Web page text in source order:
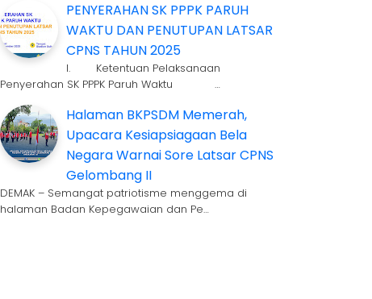
PENYERAHAN SK PPPK PARUH
WAKTU DAN PENUTUPAN LATSAR
CPNS TAHUN 2025
I. Ketentuan Pelaksanaan
Penyerahan SK PPPK Paruh Waktu …
Halaman BKPSDM Memerah,
Upacara Kesiapsiagaan Bela
Negara Warnai Sore Latsar CPNS
Gelombang II
DEMAK – Semangat patriotisme menggema di
halaman Badan Kepegawaian dan Pe…